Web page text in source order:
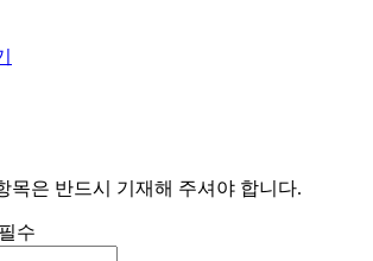
목은 반드시 기재해 주셔야 합니다.